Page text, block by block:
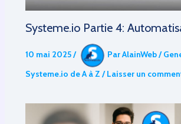
Systeme.io Partie 4:
10 mai 2025/ ParAlainWeb/
Systeme.io de A à Z /Laisser un